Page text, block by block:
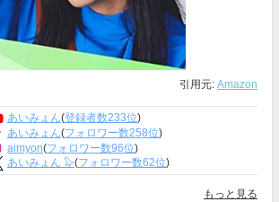
引用元: Amazon
あいみょん(登録者数233位)
あいみょん(フォロワー数258位)
aimyon(フォロワー数96位)
あいみょん 🦭(フォロワー数62位)
もっと見る